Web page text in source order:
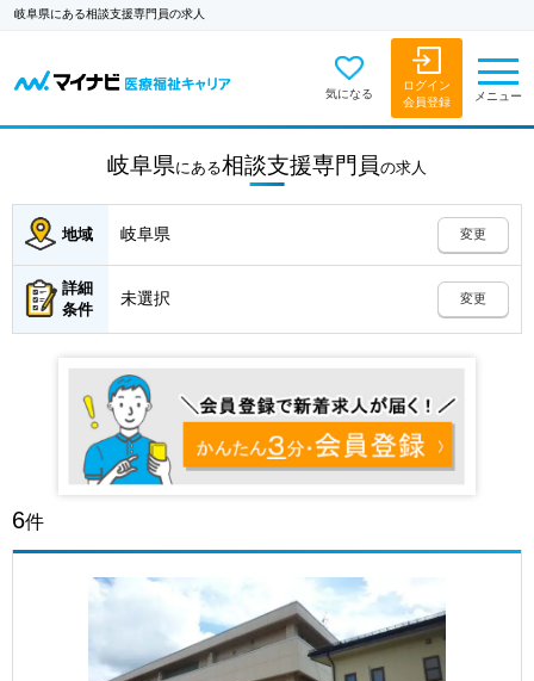
岐阜県にある相談支援専門員の求人
気になる
ログイン
会員登録
メニュー
岐阜県にある相談支援専門員の求人
地域 岐阜県 変更
詳細
条件
未選択 変更
6件